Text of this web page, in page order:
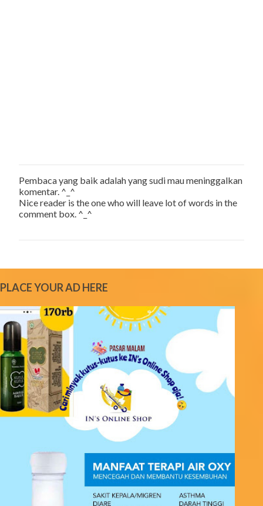
P
o
s
t
C
e
n
t
Pembaca yang baik adalah yang sudi mau meninggalkan
komentar. ^_^
Nice reader is the one who will leave lot of words in the
comment box. ^_^
PLACE YOUR AD HERE